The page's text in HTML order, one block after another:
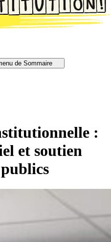
de Sommaire
:
et soutien